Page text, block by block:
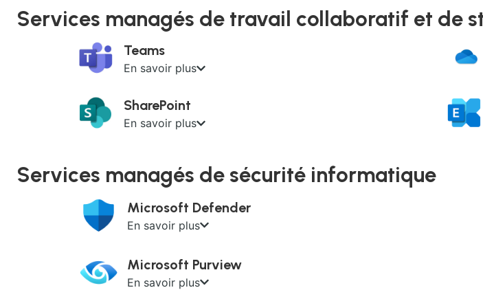
Services managés de travail collaboratif et de
Teams
En savoir plus
SharePoint
En savoir plus
Services managés de sécurité informatique
Microsoft Defender
En savoir plus
Microsoft Purview
En savoir plus